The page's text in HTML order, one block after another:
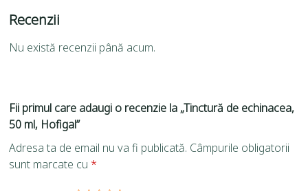
Recenzii
Nu există recenzii până acum.
Fii primul care adaugi o recenzie la „Tinctură de echinacea,
50 ml, Hofigal”
Adresa ta de email nu va fi publicată. Câmpurile obligatorii
sunt marcate cu *